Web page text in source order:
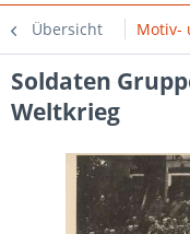
Übersicht Motiv-
Soldaten
Weltkrieg